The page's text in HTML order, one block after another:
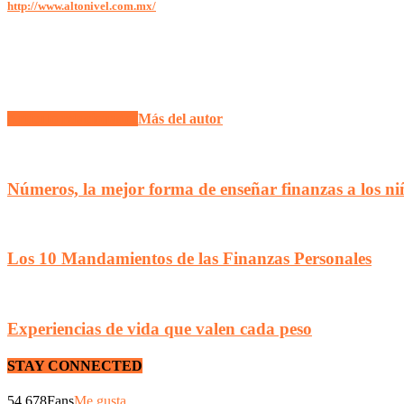
http://www.altonivel.com.mx/
Más del autor
Números, la mejor forma de enseñar finanzas a los
Los 10 Mandamientos de las Finanzas Personales
Experiencias de vida que valen cada peso
STAY CONNECTED